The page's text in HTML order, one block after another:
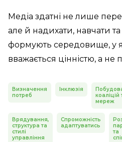
Медіа здатні не лише
але й надихати, навчати
формують середовище, у
вважається цінністю, а
Визначення
потреб
Інклюзія
коаліцій
мереж
Врядування,
структура та
стилі
управління
Спроможність
адаптуватись
та